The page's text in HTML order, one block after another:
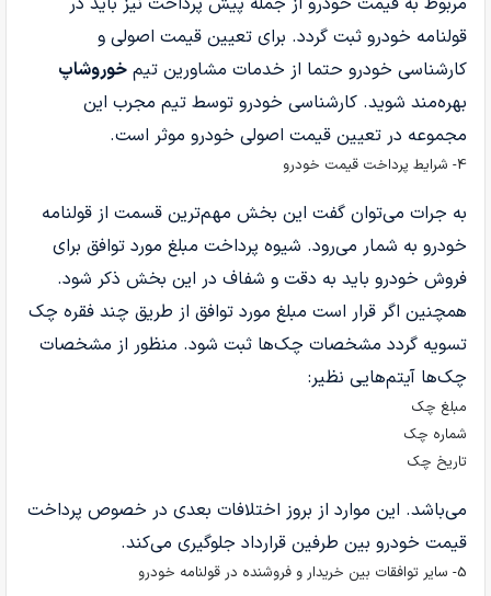
قولنامه خودرو ثبت گردد. برای تعیین قیمت اصولی و
کارشناسی خودرو حتما از خدمات مشاورین تیم خوروشاپ
بهره‌مند شوید. کارشناسی خودرو توسط تیم مجرب این
مجموعه در تعیین قیمت اصولی خودرو موثر است.
4- شرایط پرداخت قیمت خودرو
به جرات می‌توان گفت این بخش مهم‌ترین قسمت از قولنامه
خودرو به شمار می‌رود. شیوه پرداخت مبلغ مورد توافق برای
فروش خودرو باید به دقت و شفاف در این بخش ذکر شود.
همچنین اگر قرار است مبلغ مورد توافق از طریق چند فقره چک
تسویه گردد مشخصات چک‌ها ثبت شود. منظور از مشخصات
چک‌ها آیتم‌هایی نظیر:
مبلغ چک
شماره چک
تاریخ چک
می‌باشد. این موارد از بروز اختلافات بعدی در خصوص پرداخت
قیمت خودرو بین طرفین قرارداد جلوگیری می‌کند.
5- سایر توافقات بین خریدار و فروشنده در قولنامه خودرو